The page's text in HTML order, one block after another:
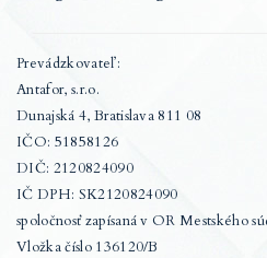
Prevádzkovateľ:
Antafor, s.r.o.
Dunajská 4, Bratislava 811 08
IČO: 51858126
DIČ: 2120824090
IČ DPH: SK2120824090
spoločnosť zapísaná v OR Mestského
Vložka číslo 136120/B